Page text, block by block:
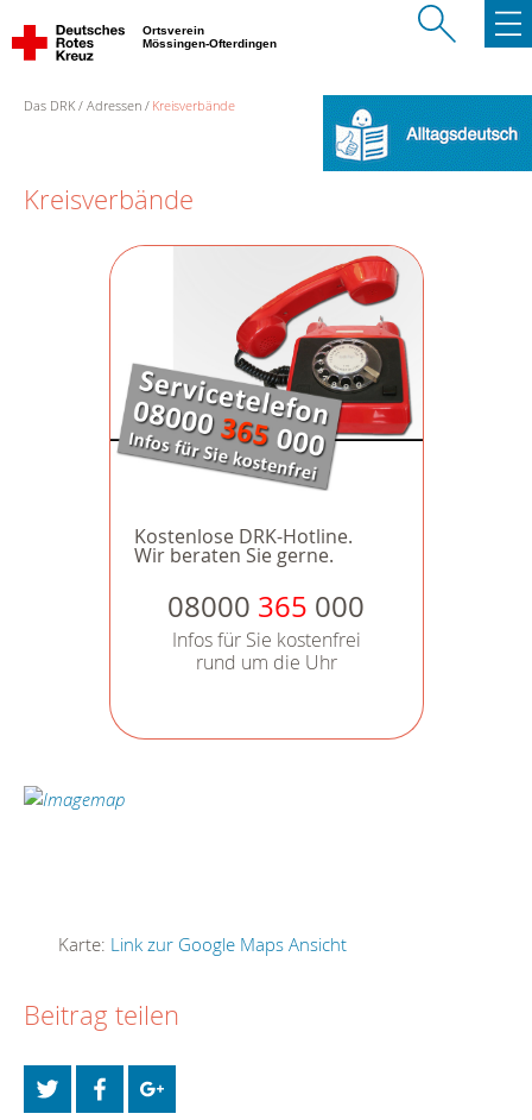
Ortsverein
Mössingen-Ofterdingen
Das DRK Adressen Kreisverbände
Kreisverbände
Kostenlose DRK-Hotline.
Wir beraten Sie gerne.
08000 365 000
Infos für Sie kostenfrei
rund um die Uhr
Karte: Link zur Google Maps Ansicht
Beitrag teilen